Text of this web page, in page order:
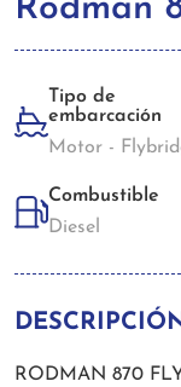
Rodman
Tipo de
embarcación
Motor -
Combustible
Diesel
RODMAN 870